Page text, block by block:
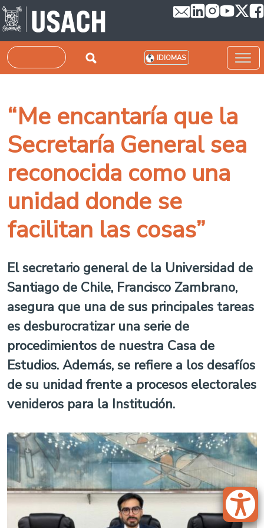
Pasar al contenido principal
Buscar IDIOMAS
“Me encantaría que la
Secretaría General sea
reconocida como una
unidad donde se
facilitan las cosas”
El secretario general de la Universidad de
Santiago de Chile, Francisco Zambrano,
asegura que una de sus principales tareas
es desburocratizar una serie de
procedimientos de nuestra Casa de
Estudios. Además, se refiere a los desafíos
de su unidad frente a procesos electorales
venideros para la Institución.